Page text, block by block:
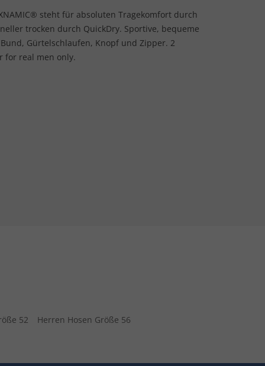
steht für absoluten Tragekomfort durch
trocken durch QuickDry. Sportive, bequeme
Gürtelschlaufen, Knopf und Zipper. 2
for real men only.
52 Herren Hosen Größe 56